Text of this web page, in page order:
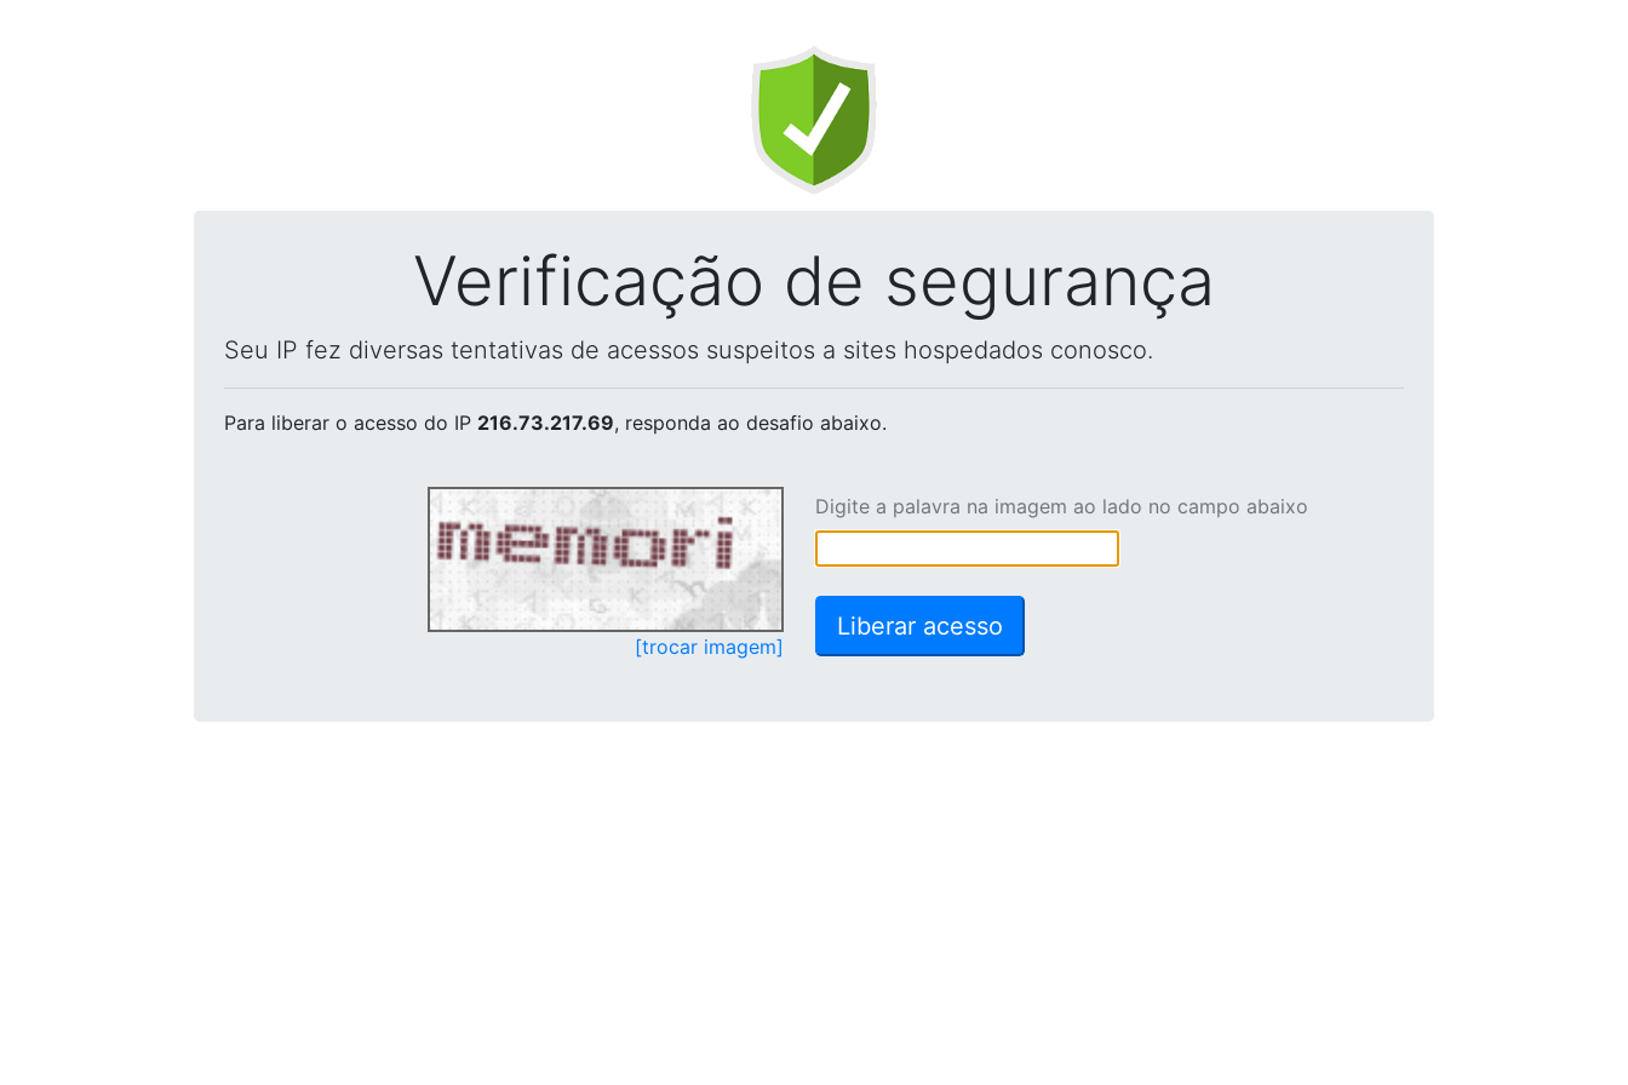
Verificação de segurança
Seu IP fez diversas tentativas de acessos suspeitos a sites hospedados conosco.
Para liberar o acesso do IP 216.73.217.69, responda ao desafio abaixo.
[trocar imagem]
Digite a palavra na imagem ao lado no campo abaixo